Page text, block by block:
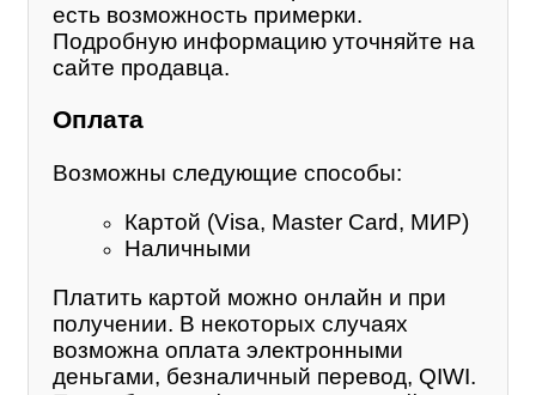
есть возможность примерки.
Подробную информацию уточняйте на
сайте продавца.
Оплата
Возможны следующие способы:
Картой (Visa, Master Card, МИР)
Наличными
Платить картой можно онлайн и при
получении. В некоторых случаях
возможна оплата электронными
деньгами, безналичный перевод, QIWI.